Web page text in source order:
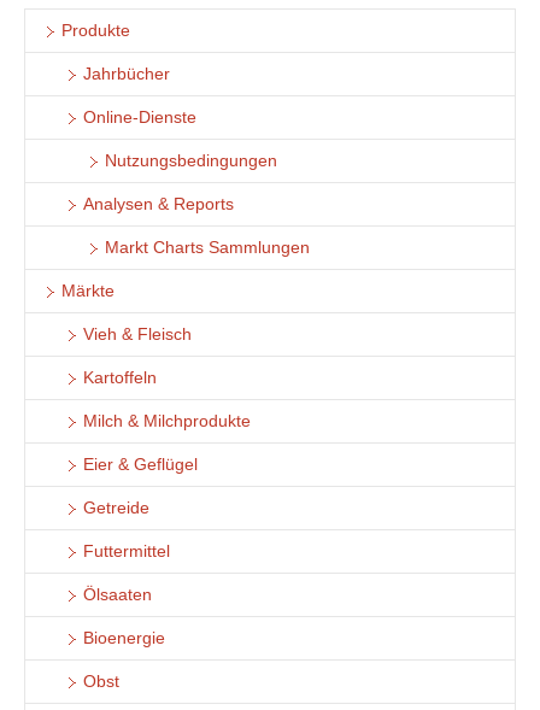
Produkte
Jahrbücher
Online-Dienste
Nutzungsbedingungen
Analysen & Reports
Markt Charts Sammlungen
Märkte
Vieh & Fleisch
Kartoffeln
Milch & Milchprodukte
Eier & Geflügel
Getreide
Futtermittel
Ölsaaten
Bioenergie
Obst